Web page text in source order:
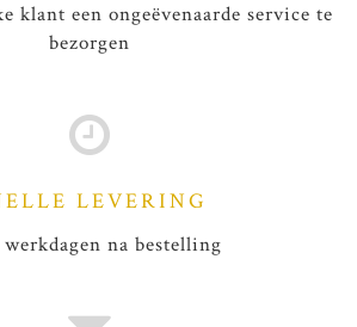
klant een ongeëvenaarde service te
bezorgen
LEVERING
werkdagen na bestelling